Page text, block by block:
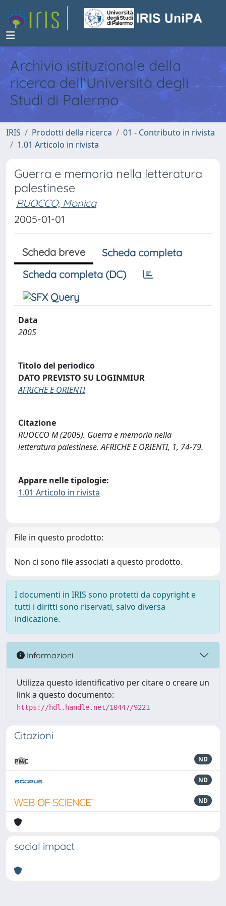
Archivio istituzionale della
ricerca dell'Università degli
Studi di Palermo
IRIS Prodotti della ricerca
01 - Contributo in rivista
1.01 Articolo in rivista
Guerra e memoria nella letteratura
palestinese
RUOCCO, Monica
2005-01-01
Scheda breve
Scheda completa
Scheda completa (DC)
Data
2005
Titolo del periodico
DATO PREVISTO SU LOGINMIUR
AFRICHE E ORIENTI
Citazione
RUOCCO M (2005). Guerra e memoria nella
letteratura palestinese. AFRICHE E ORIENTI, 1, 74-79.
Appare nelle tipologie:
1.01 Articolo in rivista
File in questo prodotto:
Non ci sono file associati a questo prodotto.
I documenti in IRIS sono protetti da copyright e
tutti i diritti sono riservati, salvo diversa
indicazione.
Informazioni
Utilizza questo identificativo per citare o creare un
link a questo documento:
https://hdl.handle.net/10447/9221
Citazioni
ND
ND
ND
social impact